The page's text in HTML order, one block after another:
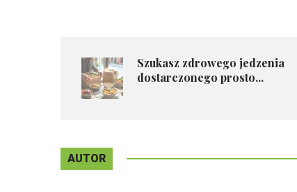
Szukasz zdrowego jedzenia
dostarczonego prosto...
AUTOR